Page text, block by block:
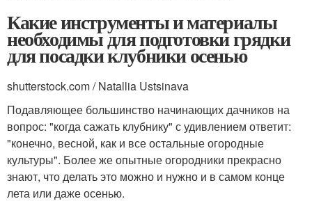
Какие инструменты и материалы
необходимы для подготовки грядки
для посадки клубники осенью
shutterstock.com / Natallia Ustsinava
Подавляющее большинство начинающих дачников на
вопрос: "когда сажать клубнику" с удивлением ответит:
"конечно, весной, как и все остальные огородные
культуры". Более же опытные огородники прекрасно
знают, что делать это можно и нужно и в самом конце
лета или даже осенью.